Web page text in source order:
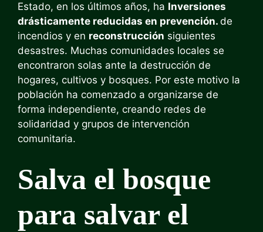
Estado, en los últimos años, ha Inversiones
drásticamente reducidas en prevención. de
incendios y en reconstrucción siguientes
desastres. Muchas comunidades locales se
encontraron solas ante la destrucción de
hogares, cultivos y bosques. Por este motivo la
población ha comenzado a organizarse de
forma independiente, creando redes de
solidaridad y grupos de intervención
comunitaria.
Salva el bosque
para salvar el